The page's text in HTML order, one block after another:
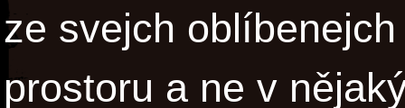
ze svejch
prostoru a ne v